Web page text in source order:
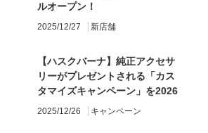
ルオープン！
2025/12/27 新店舗
【ハスクバーナ】純正アクセサ
リーがプレゼントされる「カス
タマイズキャンペーン」を2026
年1月10日から開催
2025/12/26 キャンペーン